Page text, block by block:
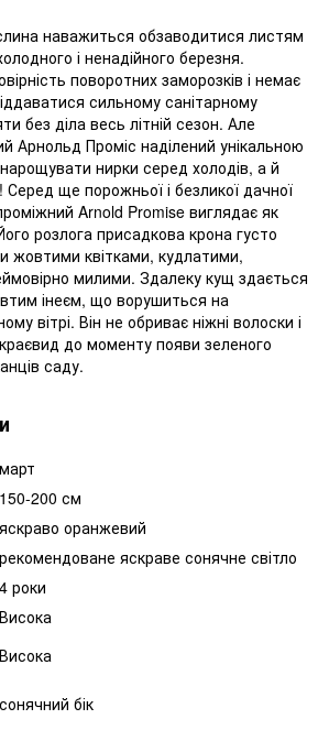
наважиться обзаводитися листям
і ненадійного березня.
поворотних заморозків і немає
сильному санітарному
без діла весь літній сезон. Але
Арнольд Проміс наділений унікальною
нирки серед холодів, а й
Серед ще порожньої і безликої дачної
Arnold Promise виглядає як
розлога присадкова крона густо
жовтими квітками, кудлатими,
милими. Здалеку кущ здається
інеєм, що ворушиться на
вітрі. Він не обриває ніжні волоски і
до моменту появи зеленого
саду.
март
150-200 см
яскраво оранжевий
рекомендоване яскраве сонячне світло
4 роки
Висока
Висока
сонячний бік